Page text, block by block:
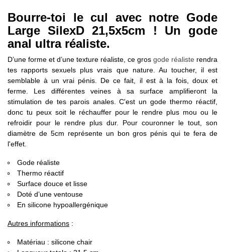
Bourre-toi le cul avec notre Gode
Large SilexD 21,5x5cm ! Un gode
anal ultra réaliste.
D’une forme et d’une texture réaliste, ce gros gode réaliste rendra
tes rapports sexuels plus vrais que nature. Au toucher, il est
semblable à un vrai pénis. De ce fait, il est à la fois, doux et
ferme. Les différentes veines à sa surface amplifieront la
stimulation de tes parois anales. C'est un gode thermo réactif,
donc tu peux soit le réchauffer pour le rendre plus mou ou le
refroidir pour le rendre plus dur. Pour couronner le tout, son
diamètre de 5cm représente un bon gros pénis qui te fera de
l'effet.
Gode réaliste
Thermo réactif
Surface douce et lisse
Doté d’une ventouse
En silicone hypoallergénique
Autres informations :
Matériau : silicone chair